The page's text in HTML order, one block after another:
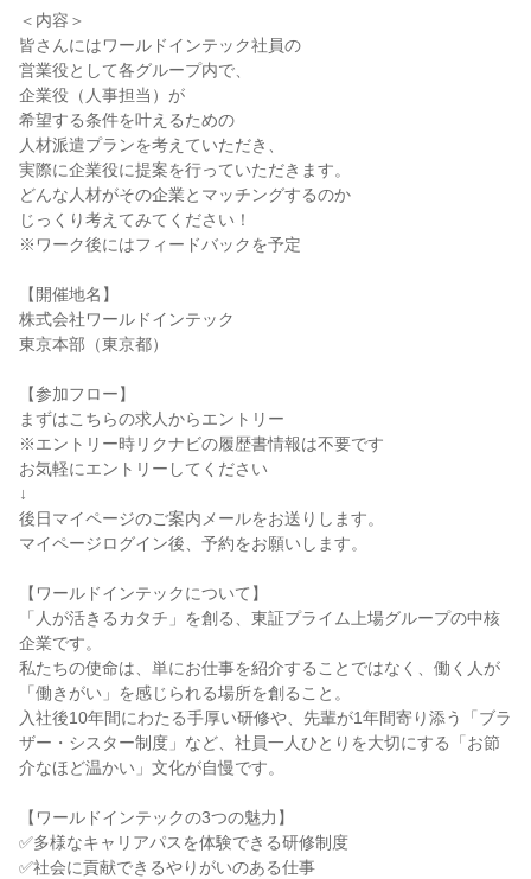
＜内容＞
皆さんにはワールドインテック社員の
営業役として各グループ内で、
企業役（人事担当）が
希望する条件を叶えるための
人材派遣プランを考えていただき、
実際に企業役に提案を行っていただきます。
どんな人材がその企業とマッチングするのか
じっくり考えてみてください！
※ワーク後にはフィードバックを予定
【開催地名】
株式会社ワールドインテック
東京本部（東京都）
【参加フロー】
まずはこちらの求人からエントリー
※エントリー時リクナビの履歴書情報は不要です
お気軽にエントリーしてください
↓
後日マイページのご案内メールをお送りします。
マイページログイン後、予約をお願いします。
【ワールドインテックについて】
「人が活きるカタチ」を創る、東証プライム上場グループの中核
企業です。
私たちの使命は、単にお仕事を紹介することではなく、働く人が
「働きがい」を感じられる場所を創ること。
入社後10年間にわたる手厚い研修や、先輩が1年間寄り添う「ブラ
ザー・シスター制度」など、社員一人ひとりを大切にする「お節
介なほど温かい」文化が自慢です。
【ワールドインテックの3つの魅力】
✅多様なキャリアパスを体験できる研修制度
✅社会に貢献できるやりがいのある仕事